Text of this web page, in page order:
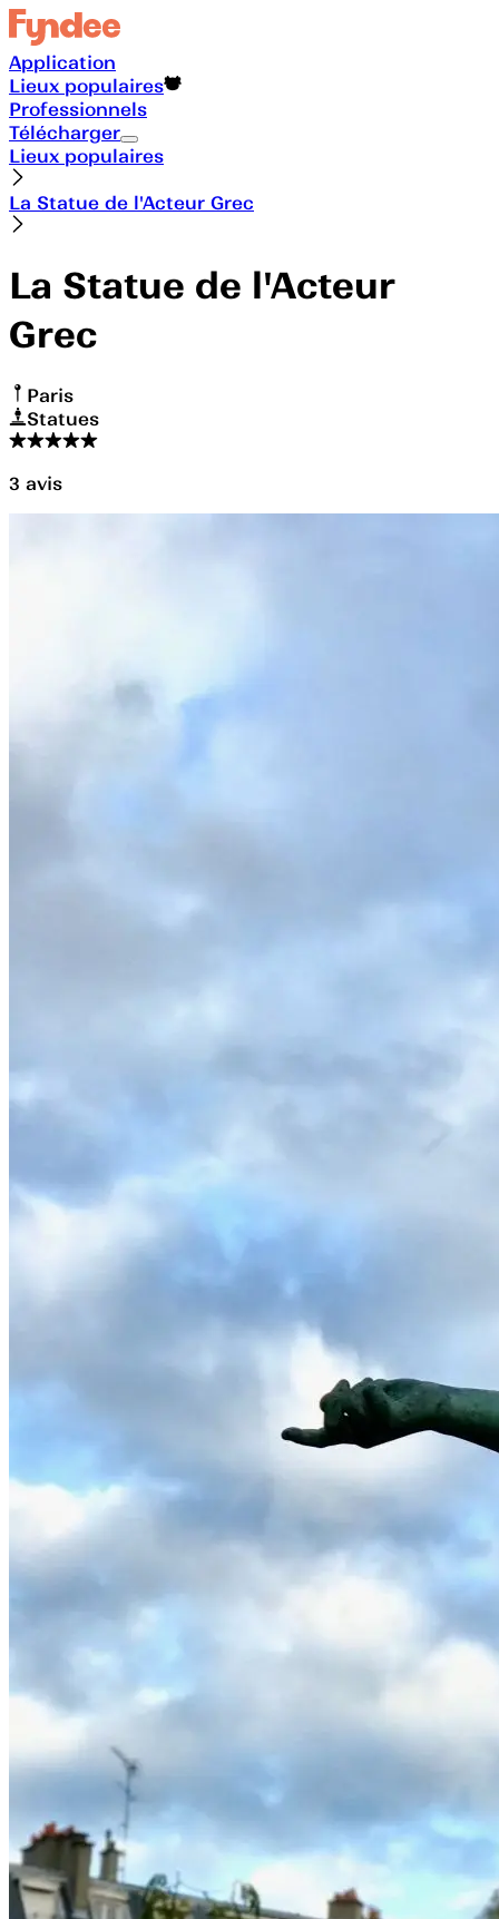
Application
Lieux populaires
Professionnels
Télécharger
Lieux populaires
La Statue de l'Acteur Grec
La Statue de l'Acteur
Grec
Paris
Statues
3 avis